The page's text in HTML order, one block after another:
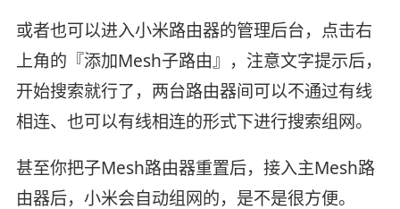
或者也可以进入小米路由器的管理后台，点击右
上角的『添加Mesh子路由』，注意文字提示后，
开始搜索就行了，两台路由器间可以不通过有线
相连、也可以有线相连的形式下进行搜索组网。
甚至你把子Mesh路由器重置后，接入主Mesh路
由器后，小米会自动组网的，是不是很方便。